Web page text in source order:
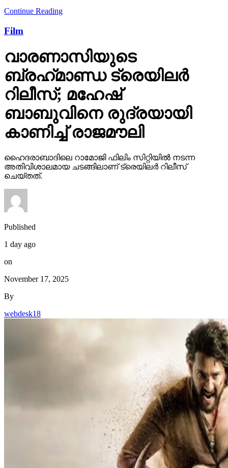
Continue Reading
Film
വാരണാസിയുടെ
ബ്രഹ്‌മാണ്ഡ ട്രെയിലര്‍
റിലീസ്; മഹേഷ്
ബാബുവിനെ രുദ്രയായി
കാണിച്ച് രാജമൗലി
ഹൈദരാബാദിലെ റാമോജി ഫിലിം സിറ്റിയില്‍ നടന്ന
അതിവിശാലമായ ചടങ്ങിലാണ് ട്രെയിലര്‍ റിലീസ്
ചെയ്തത്.
Published
1 day ago
on
November 17, 2025
By
webdesk18